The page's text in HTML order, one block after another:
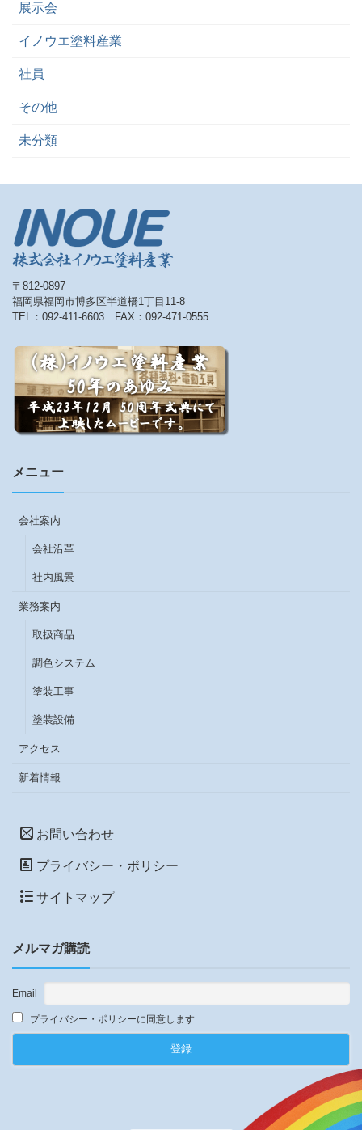
展示会
イノウエ塗料産業
社員
その他
未分類
〒812-0897
福岡県福岡市博多区半道橋1丁目11-8
TEL：092-411-6603 FAX：092-471-0555
メニュー
会社案内
会社沿革
社内風景
業務案内
取扱商品
調色システム
塗装工事
塗装設備
アクセス
新着情報
お問い合わせ
プライバシー・ポリシー
サイトマップ
メルマガ購読
Email
プライバシー・ポリシーに同意します